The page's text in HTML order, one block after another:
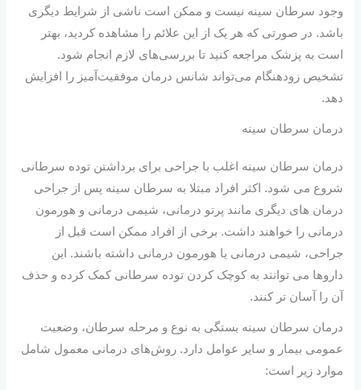
وجود سرطان سینه نیست و ممکن است ناشی از شرایط دیگری
باشد. در صورتی که هر یک از این علائم را مشاهده کردید، بهتر
است به پزشک مراجعه کنید تا بررسی‌های لازم انجام شود.
تشخیص زودهنگام می‌تواند شانس درمان موفقیت‌آمیز را افزایش
دهد.
درمان سرطان سینه
درمان سرطان سینه اغلب با جراحی برای برداشتن توده سرطانی
شروع می شود. اکثر افراد مبتلا به سرطان سینه پس از جراحی
درمان های دیگری مانند پرتو درمانی، شیمی درمانی و هورمون
درمانی را خواهند داشت. برخی از افراد ممکن است قبل از
جراحی، شیمی درمانی یا هورمون درمانی داشته باشند. این
داروها می توانند به کوچک کردن توده سرطانی کمک کرده و حذف
آن را آسان تر کنند.
درمان سرطان سینه بستگی به نوع و مرحله سرطان، وضعیت
عمومی بیمار و سایر عوامل دارد. روش‌های درمانی معمول شامل
موارد زیر است: